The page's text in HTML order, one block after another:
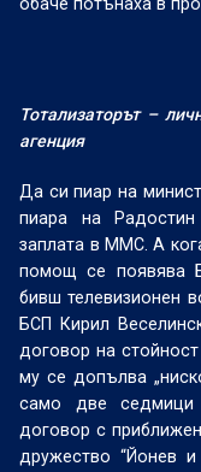
Тотализаторът –
агенция
Да си пиар на
пиара на
заплата в ММС. А
помощ се появява
бивш телевизионен
БСП Кирил
договор на
му се допълва
само две седмици
договор с
дружество “Йонев